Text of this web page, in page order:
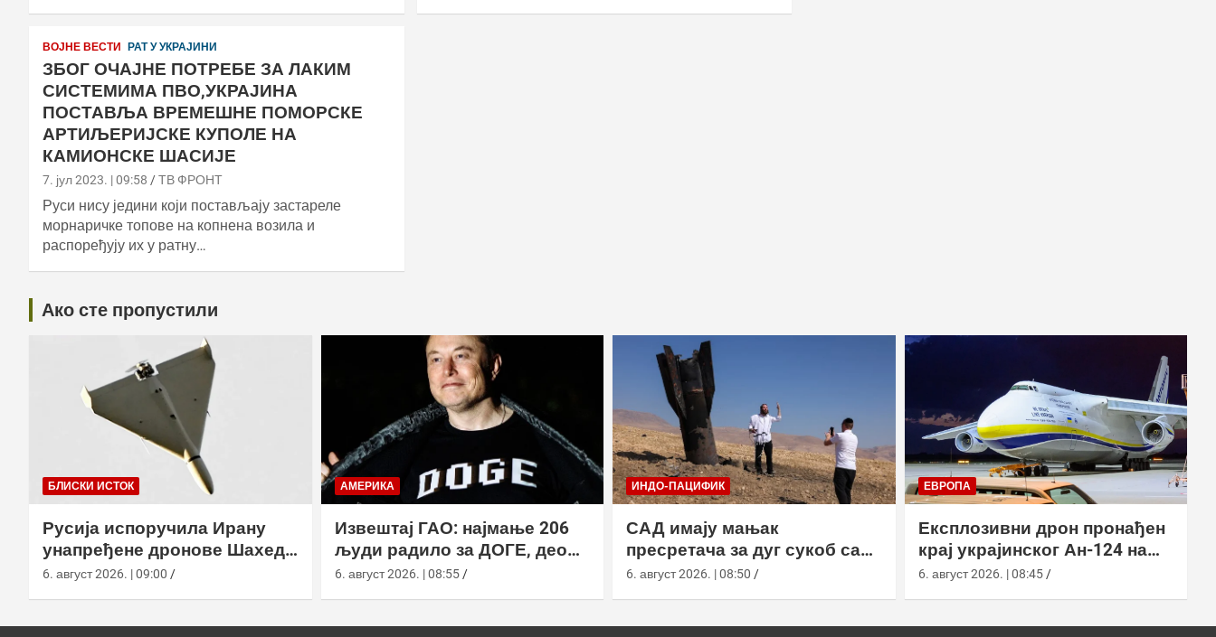
ВОЈНЕ ВЕСТИ РАТ У УКРАЈИНИ
ЗБОГ ОЧАЈНЕ ПОТРЕБЕ ЗА ЛАКИМ
СИСТЕМИМА ПВО,УКРАЈИНА
ПОСТАВЉА ВРЕМЕШНЕ ПОМОРСКЕ
АРТИЉЕРИЈСКЕ КУПОЛЕ НА
КАМИОНСКЕ ШАСИЈЕ
7. јул 2023. | 09:58 ТВ ФРОНТ
Руси нису једини који постављају застареле
морнаричке топове на копнена возила и
распоређују их у ратну…
Ако сте пропустили
БЛИСКИ ИСТОК
Русија испоручила Ирану
унапређене дронове Шахед
усред удара на америчке
6. август 2026. | 09:00
АМЕРИКА
Извештај ГАО: најмање 206
људи радило за ДОГЕ, део
агенција ускратио податке
6. август 2026. | 08:55
ИНДО-ПАЦИФИК
САД имају мањак
пресретача за дуг сукоб са
Кином
6. август 2026. | 08:50
ЕВРОПА
Експлозивни дрон пронађен
крај украјинског Ан-124 на
аеродрому у Лајпцигу
6. август 2026. | 08:45